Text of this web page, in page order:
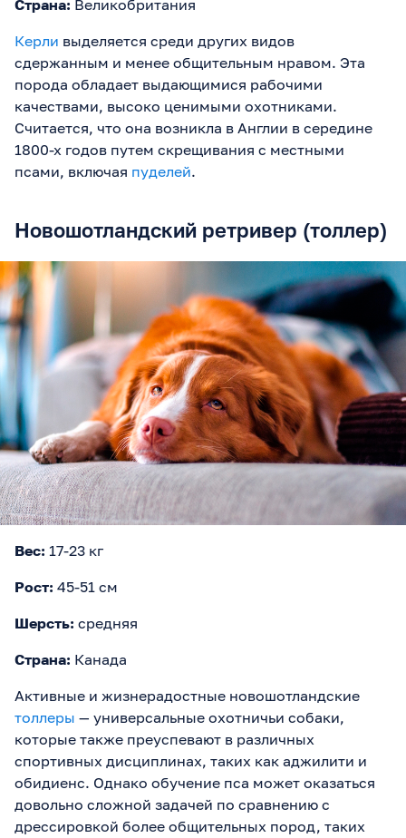
Страна: Великобритания
Керли выделяется среди других видов
сдержанным и менее общительным нравом. Эта
порода обладает выдающимися рабочими
качествами, высоко ценимыми охотниками.
Считается, что она возникла в Англии в середине
1800-х годов путем скрещивания с местными
псами, включая пуделей.
Новошотландский ретривер (толлер)
Вес: 17-23 кг
Рост: 45-51 см
Шерсть: средняя
Страна: Канада
Активные и жизнерадостные новошотландские
толлеры — универсальные охотничьи собаки,
которые также преуспевают в различных
спортивных дисциплинах, таких как аджилити и
обидиенс. Однако обучение пса может оказаться
довольно сложной задачей по сравнению с
дрессировкой более общительных пород, таких